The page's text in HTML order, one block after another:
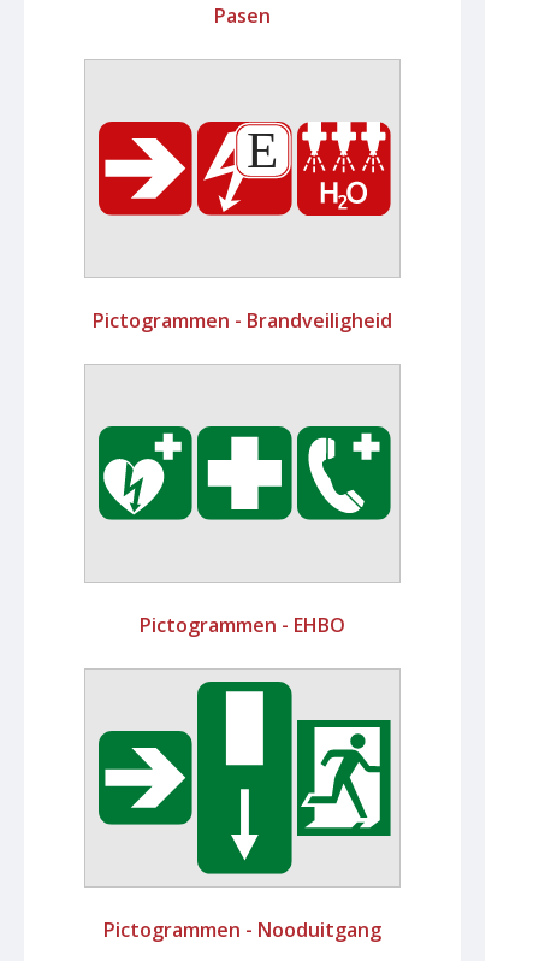
Pasen
Pictogrammen - Brandveiligheid
Pictogrammen - EHBO
Pictogrammen - Nooduitgang